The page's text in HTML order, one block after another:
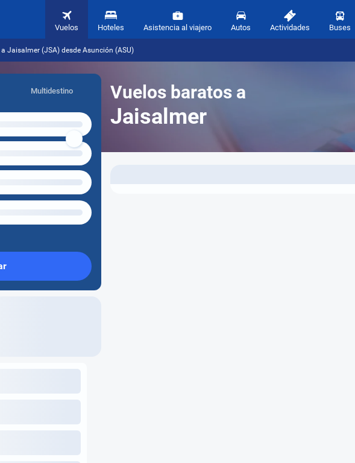
Vuelos Hoteles Asistencia al viajero Autos Actividades Buses
Jaisalmer (JSA) desde Asunción (ASU)
Vuelos baratos a
Jaisalmer
Multidestino